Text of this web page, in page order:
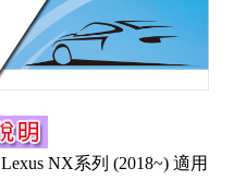
NX系列 (2018~) 適用